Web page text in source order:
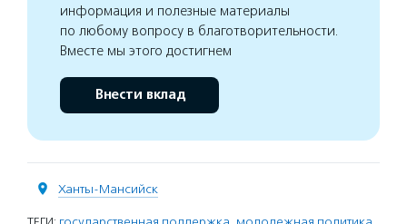
информация и полезные материалы
по любому вопросу в благотворительности.
Вместе мы этого достигнем
Внести вклад
Ханты-Мансийск